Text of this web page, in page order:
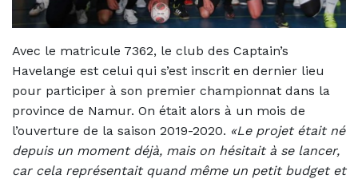
Avec le matricule 7362, le club des Captain’s
Havelange est celui qui s’est inscrit en dernier lieu
pour participer à son premier championnat dans la
province de Namur. On était alors à un mois de
l’ouverture de la saison 2019-2020. «Le projet était né
depuis un moment déjà, mais on hésitait à se lancer,
car cela représentait quand même un petit budget et